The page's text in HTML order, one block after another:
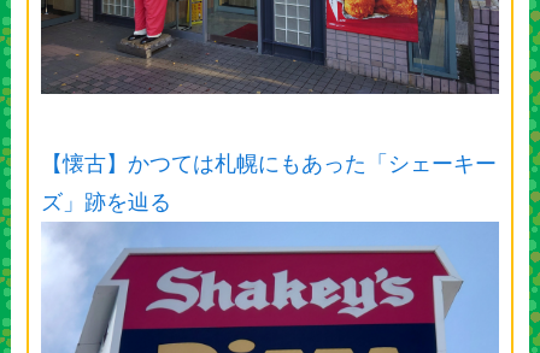
【懐古】かつては札幌にもあった「シェーキー
ズ」跡を辿る